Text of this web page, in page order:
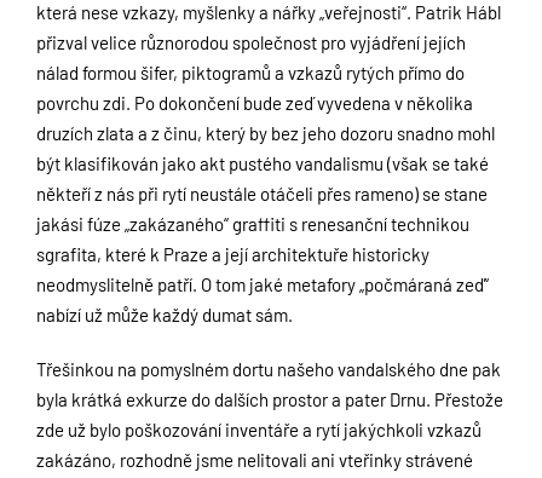
která nese vzkazy, myšlenky a nářky „veřejnosti“. Patrik Hábl
přizval velice různorodou společnost pro vyjádření jejích
nálad formou šifer, piktogramů a vzkazů rytých přímo do
povrchu zdi. Po dokončení bude zeď vyvedena v několika
druzích zlata a z činu, který by bez jeho dozoru snadno mohl
být klasifikován jako akt pustého vandalismu (však se také
někteří z nás při rytí neustále otáčeli přes rameno) se stane
jakási fúze „zakázaného“ graffiti s renesanční technikou
sgrafita, které k Praze a její architektuře historicky
neodmyslitelně patří. O tom jaké metafory „počmáraná zeď“
nabízí už může každý dumat sám.
Třešinkou na pomyslném dortu našeho vandalského dne pak
byla krátká exkurze do dalších prostor a pater Drnu. Přestože
zde už bylo poškozování inventáře a rytí jakýchkoli vzkazů
zakázáno, rozhodně jsme nelitovali ani vteřinky strávené